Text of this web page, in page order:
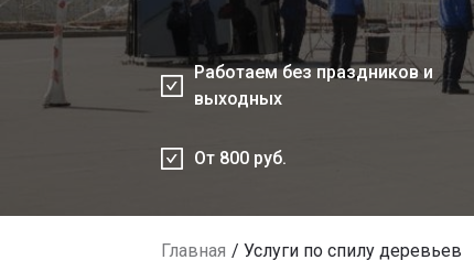
Работаем без праздников и
выходных
От 800 руб.
Главная Услуги по спилу деревьев